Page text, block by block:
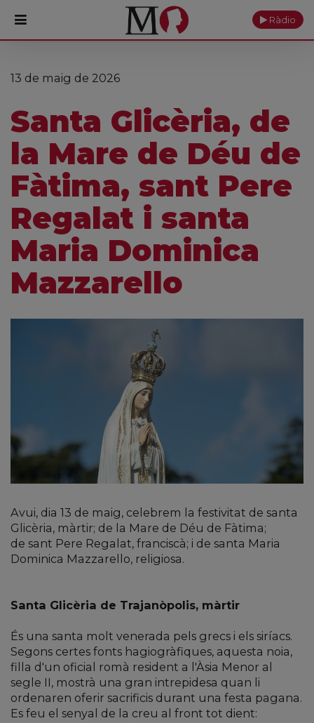
PORTADA
Actualitat
Visita'ns
Ofrenes
Ràdio
13 de maig de 2026
Santa Glicèria, de
la Mare de Déu de
Fàtima, sant Pere
Regalat i santa
Maria Dominica
Mazzarello
Avui, dia 13 de maig, celebrem la festivitat de santa
Glicèria, màrtir; de la Mare de Déu de Fàtima;
de sant Pere Regalat, franciscà; i de santa Maria
Dominica Mazzarello, religiosa.
Santa Glicèria de Trajanòpolis, màrtir
És una santa molt venerada pels grecs i els siríacs.
Segons certes fonts hagiogràfiques, aquesta noia,
filla d'un oficial romà resident a l'Àsia Menor al
segle II, mostrà una gran intrepidesa quan li
ordenaren oferir sacrificis durant una festa pagana.
Es feu el senyal de la creu al front tot dient: